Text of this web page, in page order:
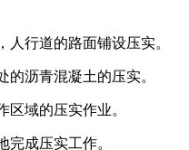
行道的路面铺设压实。
沥青混凝土的压实。
域的压实作业。
成压实工作。